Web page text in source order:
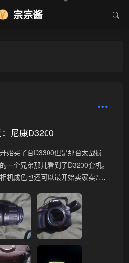
宗宗酱
尼康D3200
始买了台D3300但是那台太战损
一个兄弟那儿看到了D3200套机。
机成色也还可以最开始卖家卖7…